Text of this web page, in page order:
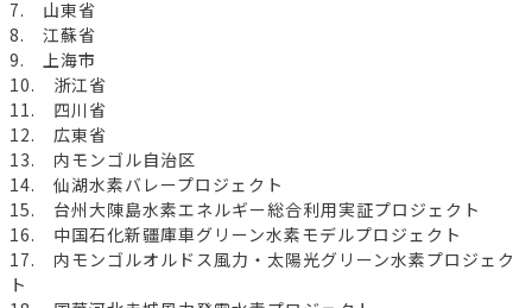
7. 山東省
8. 江蘇省
9. 上海市
10. 浙江省
11. 四川省
12. 広東省
13. 内モンゴル自治区
14. 仙湖水素バレープロジェクト
15. 台州大陳島水素エネルギー総合利用実証プロジェクト
16. 中国石化新疆庫車グリーン水素モデルプロジェクト
17. 内モンゴルオルドス風力・太陽光グリーン水素プロジェク
ト